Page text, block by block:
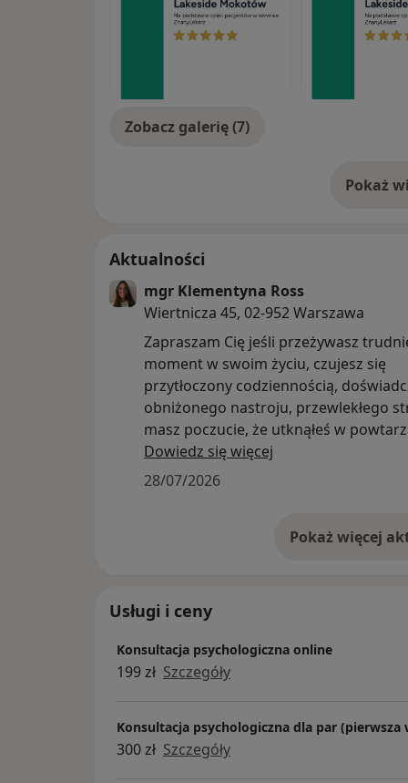
Zobacz galerię (7)
Pokażo
Aktualności
mgr Klementyna Ross
Wiertnicza 45, 02-952 Warszawa
Zapraszam Cię jeśli przeżywasz
moment w swoim życiu, czujesz się
przytłoczony codziennością,
obniżonego nastroju, przewlekłego
masz poczucie, że utknąłeś w
się trudnościach-chcę, żebyś wiedział,
musisz mierzyć się z tym samodzielnie.
Oferuję konsultacje psychologiczne –
temu, z czym obecnie się zmagasz.
osobom doświadczającym kryzysów
relacyjnych i zawodowych, zaburzeń
ataków paniki, obniżonego nastroju,
W swojej pracy najbliższe jest mi
Dowiedz się więcej
28/07/2026
Usługi i ceny
Konsultacja psychologiczna online
199 zł Szczegóły
Konsultacja psychologiczna dla par (pierwsza
300 zł Szczegóły